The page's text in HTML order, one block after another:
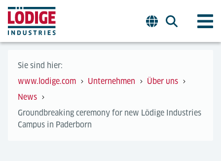
Sie sind hier:
www.lodige.com
Unternehmen
Über uns
News
Groundbreaking ceremony for new Lödige Industries
Campus in Paderborn